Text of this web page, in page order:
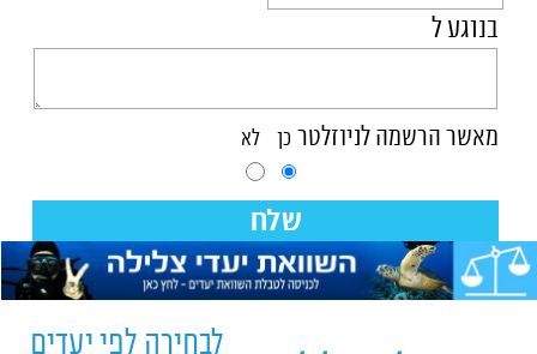
בנוגע ל
מאשר הרשמה לניוזלטר כן לא
שלח
לבחירה לפי יעדים